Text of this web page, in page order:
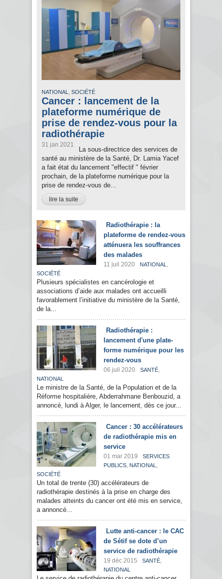
NATIONAL , SOCIÉTÉ
Cancer : lancement de la
plateforme numérique de
prise de rendez-vous pour la
radiothérapie
31 jan 2021
La sous-directrice des services de
santé au ministère de la Santé, Dr. Lamia Yacef
a fait état du lancement "effectif " février
prochain, de la plateforme numérique pour la
prise de rendez-vous de...
lire la suite
Radiothérapie : la
plateforme de rendez-vous
atténuera les souffrances
des malades
11 juil 2020 NATIONAL ,
SOCIÉTÉ
Plusieurs spécialistes en cancérologie et
associations d’aide aux malades ont accueilli
favorablement l’initiative du ministère de la Santé,
de la...
Radiothérapie :
lancement d'une plate-
forme numérique pour les
rendez-vous
06 juil 2020 SANTÉ,
NATIONAL
Le ministre de la Santé, de la Population et de la
Réforme hospitalière, Abderrahmane Benbouzid, a
annoncé, lundi à Alger, le lancement, dès ce jour...
Cancer : 30 accélérateurs
de radiothérapie mis en
service
01 mar 2019
SERVICES
PUBLICS, NATIONAL ,
SOCIÉTÉ
Un total de trente (30) accélérateurs de
radiothérapie destinés à la prise en charge des
malades atteints du cancer ont été mis en service,
a annoncé...
Lutte anti-cancer : le CAC
de Sétif se dote d’un
service de radiothérapie
19 déc 2015 SANTÉ,
NATIONAL